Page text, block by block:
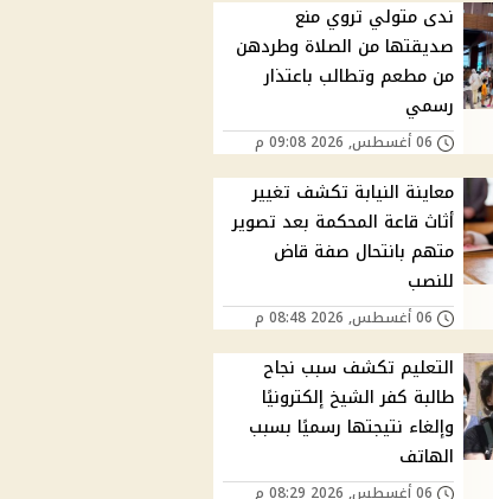
ندى متولي تروي منع
صديقتها من الصلاة وطردهن
من مطعم وتطالب باعتذار
رسمي
06 أغسطس, 2026 09:08 م
معاينة النيابة تكشف تغيير
أثاث قاعة المحكمة بعد تصوير
متهم بانتحال صفة قاض
للنصب
06 أغسطس, 2026 08:48 م
التعليم تكشف سبب نجاح
طالبة كفر الشيخ إلكترونيًا
وإلغاء نتيجتها رسميًا بسبب
الهاتف
06 أغسطس, 2026 08:29 م